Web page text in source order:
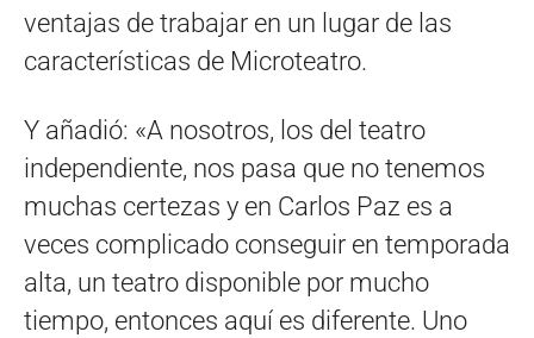
ventajas de trabajar en un lugar de las
características de Microteatro.
Y añadió: «A nosotros, los del teatro
independiente, nos pasa que no tenemos
muchas certezas y en Carlos Paz es a
veces complicado conseguir en temporada
alta, un teatro disponible por mucho
tiempo, entonces aquí es diferente. Uno